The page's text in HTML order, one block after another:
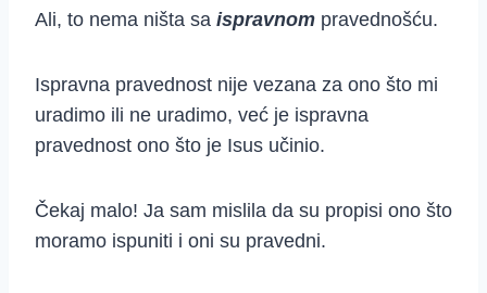
Ali, to nema ništa sa ispravnom pravednošću.
Ispravna pravednost nije vezana za ono što mi
uradimo ili ne uradimo, već je ispravna
pravednost ono što je Isus učinio.
Čekaj malo! Ja sam mislila da su propisi ono što
moramo ispuniti i oni su pravedni.